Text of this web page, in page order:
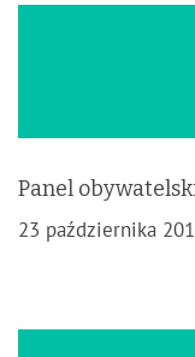
Panel
23 października